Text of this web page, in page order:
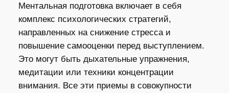
Ментальная подготовка включает в себя
комплекс психологических стратегий,
направленных на снижение стресса и
повышение самооценки перед выступлением.
Это могут быть дыхательные упражнения,
медитации или техники концентрации
внимания. Все эти приемы в совокупности